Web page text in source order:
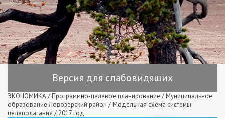
Версия для слабовидящих
ЭКОНОМИКА/ Программно-целевое планирование / Муниципальное
образование Ловозерский район / Модельная схема системы
целеполагания / 2017 год